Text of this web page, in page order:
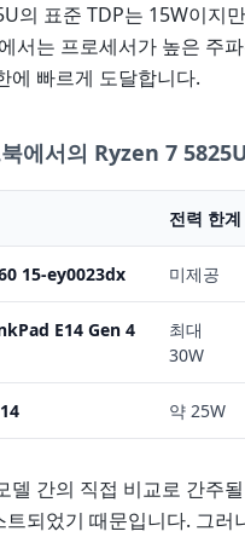
의 표준 TDP는 15W이지
서는 프로세서가 높은 주
에 빠르게 도달합니다.
에서의 Ryzen 7
전력 한계
15-ey0023dx 미제공
E14 Gen 4
최대
30W
약 25W
델 간의 직접 비교로 간주
트되었기 때문입니다. 그